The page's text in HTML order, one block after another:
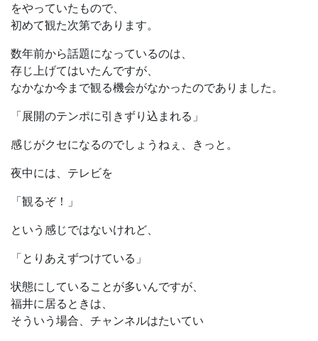
をやっていたもので、
初めて観た次第であります。
数年前から話題になっているのは、
存じ上げてはいたんですが、
なかなか今まで観る機会がなかったのでありました。
「展開のテンポに引きずり込まれる」
感じがクセになるのでしょうねぇ、きっと。
夜中には、テレビを
「観るぞ！」
という感じではないけれど、
「とりあえずつけている」
状態にしていることが多いんですが、
福井に居るときは、
そういう場合、チャンネルはたいてい